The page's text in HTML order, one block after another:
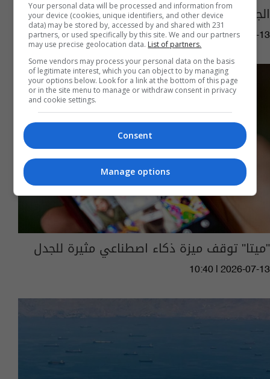
الجفير في البحرين
22:01 | 2026-07-13
"ميتا" توقف ميزة ذكاء اصطناعي مثيرة للجدل
10:40 | 2026-07-13
Your personal data will be processed and information from
your device (cookies, unique identifiers, and other device
data) may be stored by, accessed by and shared with 231
partners, or used specifically by this site. We and our partners
may use precise geolocation data. List of partners.
Some vendors may process your personal data on the basis
of legitimate interest, which you can object to by managing
your options below. Look for a link at the bottom of this page
or in the site menu to manage or withdraw consent in privacy
and cookie settings.
Consent
Manage options